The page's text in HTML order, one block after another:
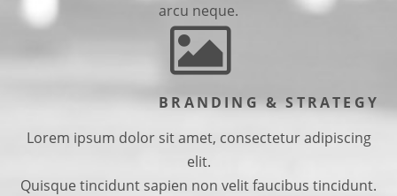
arcu neque.
BRANDING & STRATEGY
Lorem ipsum dolor sit amet, consectetur adipiscing
elit.
Quisque tincidunt sapien non velit faucibus tincidunt.